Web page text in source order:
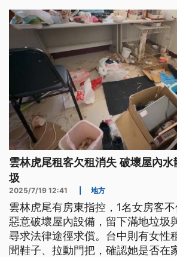
能真正織出綿密的安全防護網。
雲林虎尾租客欠租消失 破壞屋內
圾
2025/7/19 12:41 地方
雲林虎尾有房東指控，1名女房客
惡意破壞屋內設備，留下滿地垃圾
尋求法律途徑求償。台中則有女性
聞鞋子、拉動門把，確認她是否在